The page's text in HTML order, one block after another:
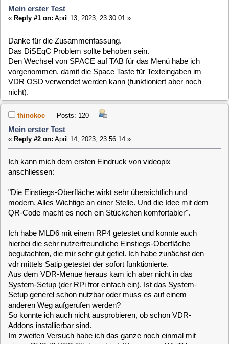
nicht).
Mein erster Test
«Reply #2 on:April 14, 2023, 23:56:14 »
Ich kann mich dem ersten Eindruck von videopix
anschliessen:
"Die Einstiegs-Oberfläche wirkt sehr übersichtlich und
modern. Alles Wichtige an einer Stelle. Und die Idee mit dem
QR-Code macht es noch ein Stückchen komfortabler".
Ich habe MLD6 mit einem RP4 getestet und konnte auch
hierbei die sehr nutzerfreundliche Einstiegs-Oberfläche
Aus dem VDR-Menue heraus kam ich aber nicht in das
System-Setup (der RPi fror einfach ein). Ist das System-
anderen Weg aufgerufen werden?
So konnte ich auch nicht ausprobieren, ob schon VDR-
Addons installierbar sind.
Im zweiten Versuch habe ich das ganze noch einmal mit
dualHD Dual Tuner USB). Die Senderwahl funktionierte, aber
das Bild ruckelte sehr stark (mit libreelec funktioniert der
Stick einwandfrei). Wird der genannte USB-Stick von MLD
unterstützt? Wenn nein, welcher funktioniert?
Alles in allem freue ich mich über die Arbeit der fleißigen
Entwickler. Vielen Dank dafür
clausmuus Posts: 21462
Mein erster Test
«Reply #3 on: April 15, 2023, 14:22:55 »